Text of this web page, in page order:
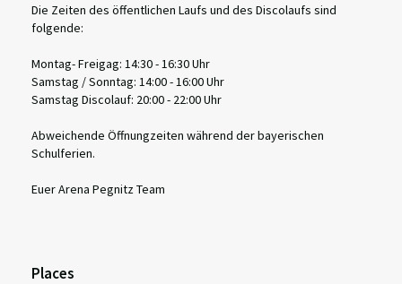
Die Zeiten des öffentlichen Laufs und des Discolaufs sind
folgende:
Montag- Freigag: 14:30 - 16:30 Uhr
Samstag / Sonntag: 14:00 - 16:00 Uhr
Samstag Discolauf: 20:00 - 22:00 Uhr
Abweichende Öffnungzeiten während der bayerischen
Schulferien.
Euer Arena Pegnitz Team
Places